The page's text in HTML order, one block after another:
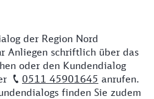
der Region Nord
Anliegen schriftlich über das
oder den Kundendialog
0511 45901645 anrufen.
finden Sie zudem